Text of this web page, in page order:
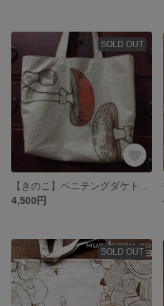
SOLD OUT
4,500円
SOLD OUT